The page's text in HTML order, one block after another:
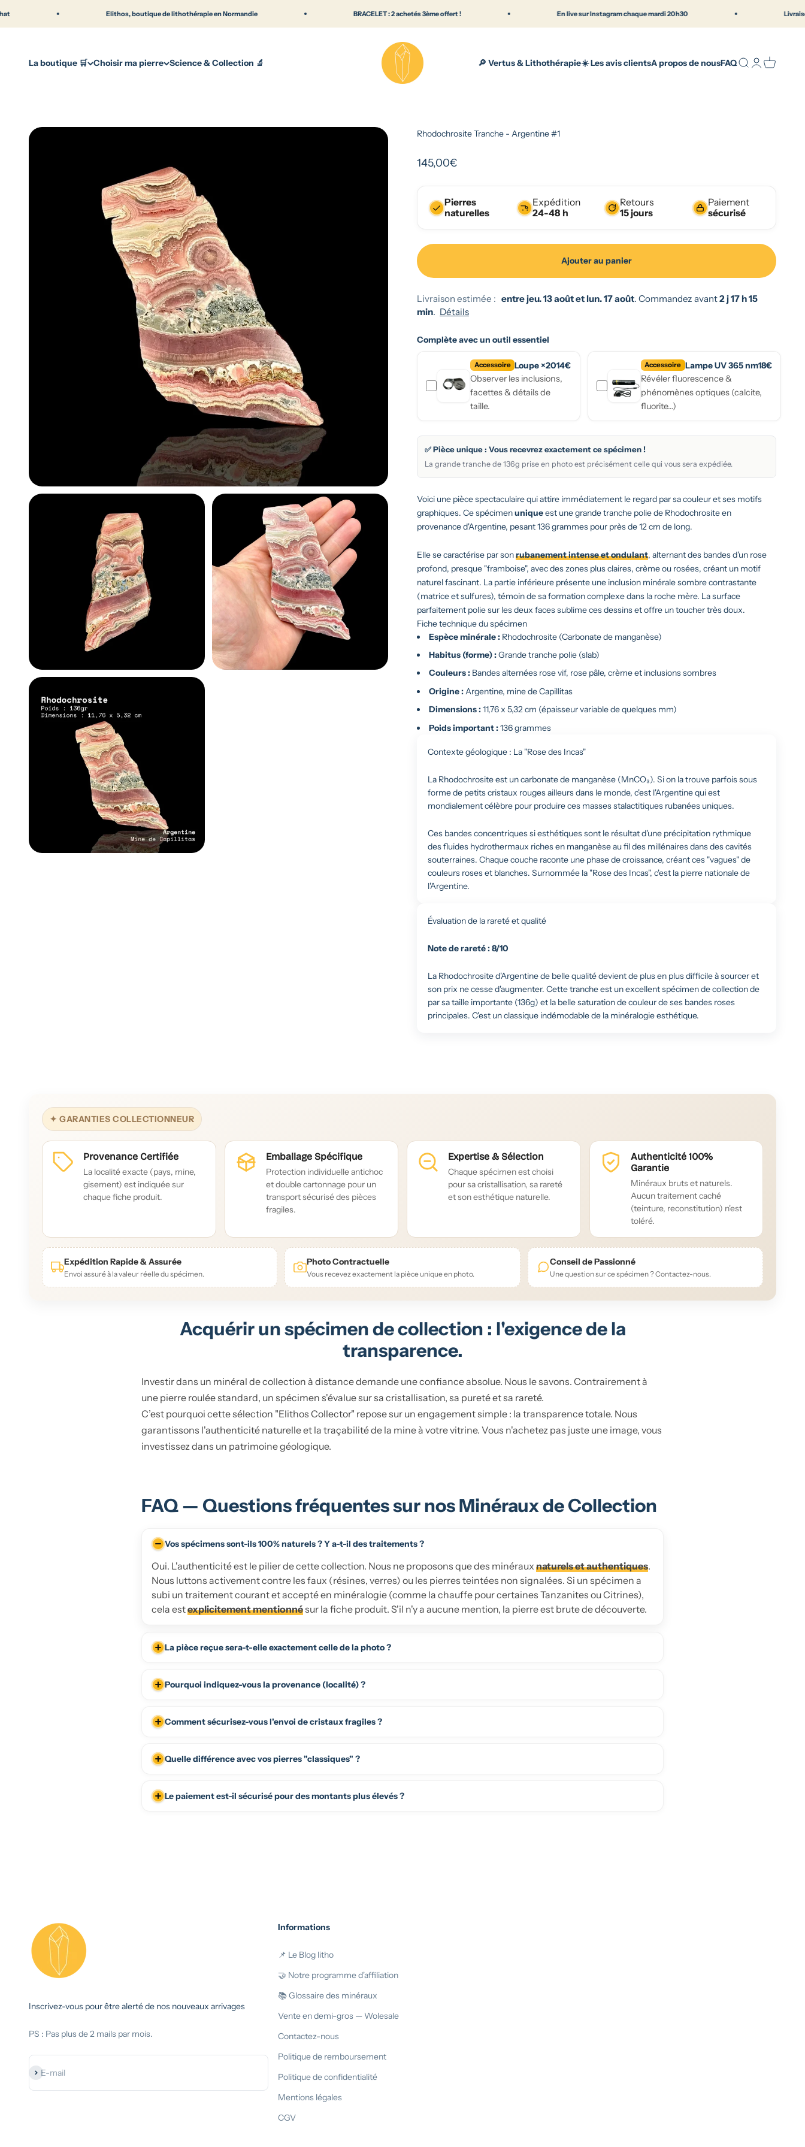
Elithos, boutique de lithothérapie en Normandie BRACELET : 2 achetés 3ème offert ! En live sur Instagram chaque mardi 20h30 Livraison offerte
La boutique 🛒 Choisir ma pierre Science & Collection 🔬
Lithothérapie & pierres naturelles — Boutique française en Normandie | Elithos
🔎 Vertus & Lithothérapie☀️ Les avis clientsA propos de nousFAQRecherche
Connexion
Panier
Rhodochrosite Tranche - Argentine #1
Prix de vente
145,00€
Pierres
naturelles
Expédition
24-48 h
Retours
15 jours
Paiement
sécurisé
Ajouter au panier
Livraison estimée : entre jeu. 13 août et lun. 17 août. Commandez avant2 j 17 h 15
min. Détails
Complète avec un outil essentiel
Accessoire Loupe ×2014€
Observer les inclusions,
facettes & détails de
taille.
Accessoire Lampe UV 365 nm18€
Révéler fluorescence &
phénomènes optiques (calcite,
fluorite…)
✅ Pièce unique : Vous recevrez exactement ce spécimen !
La grande tranche de 136g prise en photo est précisément celle qui vous sera expédiée.
Voici une pièce spectaculaire qui attire immédiatement le regard par sa couleur et ses motifs
graphiques. Ce spécimenuniqueest une grande tranche polie de Rhodochrosite en
provenance d'Argentine, pesant 136 grammes pour près de 12 cm de long.
Elle se caractérise par sonrubanement intense et ondulant, alternant des bandes d'un rose
profond, presque "framboise", avec des zones plus claires, crème ou rosées, créant un motif
naturel fascinant. La partie inférieure présente une inclusion minérale sombre contrastante
(matrice et sulfures), témoin de sa formation complexe dans la roche mère. La surface
parfaitement polie sur les deux faces sublime ces dessins et offre un toucher très doux.
Fiche technique du spécimen
Espèce minérale : Rhodochrosite (Carbonate de manganèse)
Habitus (forme) :Grande tranche polie (slab)
Couleurs : Bandes alternées rose vif, rose pâle, crème et inclusions sombres
Origine :Argentine, mine de Capillitas
Dimensions :11,76 x 5,32 cm (épaisseur variable de quelques mm)
Poids important :136 grammes
Contexte géologique : La "Rose des Incas"
La Rhodochrosite est un carbonate de manganèse (MnCO₃). Si on la trouve parfois sous
forme de petits cristaux rouges ailleurs dans le monde, c'est l'Argentine qui est
mondialement célèbre pour produire ces masses stalactitiques rubanées uniques.
Ces bandes concentriques si esthétiques sont le résultat d'une précipitation rythmique
des fluides hydrothermaux riches en manganèse au fil des millénaires dans des cavités
souterraines. Chaque couche raconte une phase de croissance, créant ces "vagues" de
couleurs roses et blanches. Surnommée la "Rose des Incas", c'est la pierre nationale de
l'Argentine.
Évaluation de la rareté et qualité
Note de rareté : 8/10
La Rhodochrosite d'Argentine de belle qualité devient de plus en plus difficile à sourcer et
son prix ne cesse d'augmenter. Cette tranche est un excellent spécimen de collection de
par sa taille importante (136g) et la belle saturation de couleur de ses bandes roses
principales. C'est un classique indémodable de la minéralogie esthétique.
✦ GARANTIES COLLECTIONNEUR
Provenance Certifiée
La localité exacte (pays, mine,
gisement) est indiquée sur
chaque fiche produit.
Emballage Spécifique
Protection individuelle antichoc
et double cartonnage pour un
transport sécurisé des pièces
fragiles.
Expertise & Sélection
Chaque spécimen est choisi
pour sa cristallisation, sa rareté
et son esthétique naturelle.
Authenticité 100%
Garantie
Minéraux bruts et naturels.
Aucun traitement caché
(teinture, reconstitution) n'est
toléré.
Expédition Rapide & Assurée
Envoi assuré à la valeur réelle du spécimen.
Photo Contractuelle
Vous recevez exactement la pièce unique en photo.
Conseil de Passionné
Une question sur ce spécimen ? Contactez-nous.
Acquérir un spécimen de collection : l'exigence de la
transparence.
Investir dans un minéral de collection à distance demande une confiance absolue. Nous le savons. Contrairement à
une pierre roulée standard, un spécimen s'évalue sur sa cristallisation, sa pureté et sa rareté.
C’est pourquoi cette sélection "Elithos Collector" repose sur un engagement simple : la transparence totale. Nous
garantissons l'authenticité naturelle et la traçabilité de la mine à votre vitrine. Vous n'achetez pas juste une image, vous
investissez dans un patrimoine géologique.
FAQ — Questions fréquentes sur nos Minéraux de Collection
Vos spécimens sont-ils 100% naturels ? Y a-t-il des traitements ?
Oui. L'authenticité est le pilier de cette collection. Nous ne proposons que des minéraux naturels et authentiques.
Nous luttons activement contre les faux (résines, verres) ou les pierres teintées non signalées. Si un spécimen a
subi un traitement courant et accepté en minéralogie (comme la chauffe pour certaines Tanzanites ou Citrines),
cela estexplicitement mentionnésur la fiche produit. S'il n'y a aucune mention, la pierre est brute de découverte.
La pièce reçue sera-t-elle exactement celle de la photo ?
Pourquoi indiquez-vous la provenance (localité) ?
Comment sécurisez-vous l'envoi de cristaux fragiles ?
Quelle différence avec vos pierres "classiques" ?
Le paiement est-il sécurisé pour des montants plus élevés ?
Inscrivez-vous pour être alerté de nos nouveaux arrivages
PS : Pas plus de 2 mails par mois.
E-mail
S'inscrire
Informations
📌 Le Blog litho
🤝 Notre programme d'affiliation
📚 Glossaire des minéraux
Vente en demi-gros — Wolesale
Contactez-nous
Politique de remboursement
Politique de confidentialité
Mentions légales
CGV